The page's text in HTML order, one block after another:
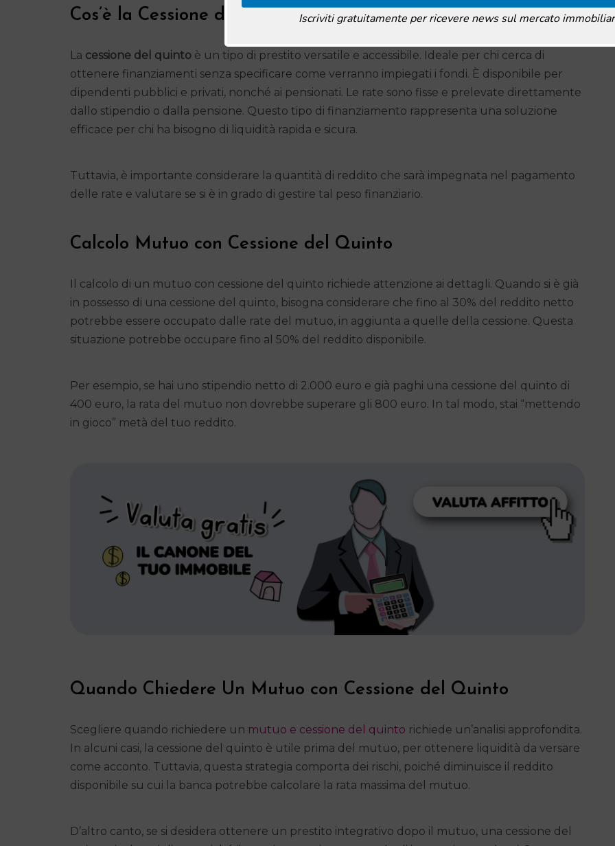
Cos’è la Cessione del Quinto?
La cessione del quinto è un tipo di prestito versatile e accessibile. Ideale per chi cerca di
ottenere finanziamenti senza specificare come verranno impiegati i fondi. È disponibile per
dipendenti pubblici e privati, nonché ai pensionati. Le rate sono fisse e prelevate direttamente
dallo stipendio o dalla pensione. Questo tipo di finanziamento rappresenta una soluzione
efficace per chi ha bisogno di liquidità rapida e sicura.
Tuttavia, è importante considerare la quantità di reddito che sarà impegnata nel pagamento
delle rate e valutare se si è in grado di gestire tal peso finanziario.
Calcolo Mutuo con Cessione del Quinto
Il calcolo di un mutuo con cessione del quinto richiede attenzione ai dettagli. Quando si è già
in possesso di una cessione del quinto, bisogna considerare che fino al 30% del reddito netto
potrebbe essere occupato dalle rate del mutuo, in aggiunta a quelle della cessione. Questa
situazione potrebbe occupare fino al 50% del reddito disponibile.
Per esempio, se hai uno stipendio netto di 2.000 euro e già paghi una cessione del quinto di
400 euro, la rata del mutuo non dovrebbe superare gli 800 euro. In tal modo, stai “mettendo
in gioco” metà del tuo reddito.
Quando Chiedere Un Mutuo con Cessione del Quinto
Scegliere quando richiedere un mutuo e cessione del quinto richiede un’analisi approfondita.
In alcuni casi, la cessione del quinto è utile prima del mutuo, per ottenere liquidità da versare
come acconto. Tuttavia, questa strategia comporta dei rischi, poiché diminuisce il reddito
disponibile su cui la banca potrebbe calcolare la rata massima del mutuo.
D’altro canto, se si desidera ottenere un prestito integrativo dopo il mutuo, una cessione del
Iscriviti gratuitamente per ricevere news sul mercato